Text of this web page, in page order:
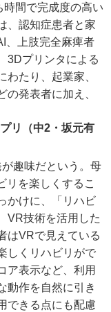
間で完成度の高い
、認知症患者と家
、上肢完全麻痺者
3Dプリンタによる
わたり、起業家、
発表者に加え、
リ（中2・坂元有
趣味だという。母
リを楽しくするこ
かけに、「リハビ
VR技術を活用した
はVRで見えている
しくリハビリがで
ア表示など、利用
動作を自然に引き
できる点にも配慮